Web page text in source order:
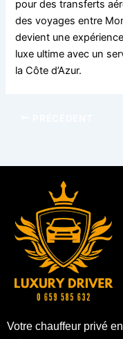
pour des transferts
des voyages entre
devient une
luxe ultime avec un
la Côte d’Azur.
Votre chauffeur privé